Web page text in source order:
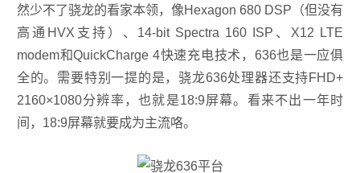
然少不了骁龙的看家本领，像Hexagon 680 DSP（但没有
高通HVX支持）、14-bit Spectra 160 ISP、X12 LTE
modem和QuickCharge 4快速充电技术，636也是一应俱
全的。需要特别一提的是，骁龙636处理器还支持FHD+
2160×1080分辨率，也就是18:9屏幕。看来不出一年时
间，18:9屏幕就要成为主流咯。